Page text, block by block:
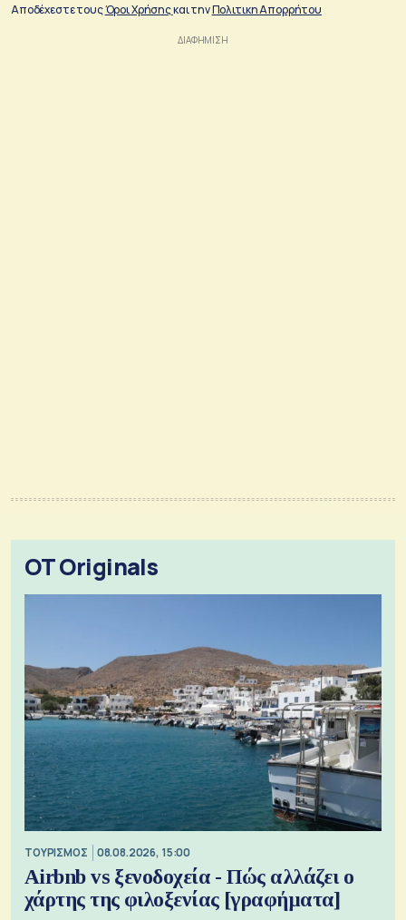
Αποδέχεστε τουςΌροι Χρήσηςκαι τηνΠολιτικη Απορρήτου
OT Originals
ΤΟΥΡΙΣΜΟΣ 08.08.2026, 15:00
Airbnb vs ξενοδοχεία - Πώς αλλάζει ο
χάρτης της φιλοξενίας [γραφήματα]